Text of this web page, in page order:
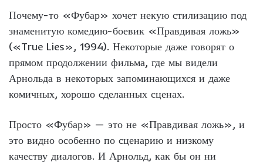
Почему-то «Фубар» хочет некую стилизацию под
знаменитую комедию-боевик «Правдивая ложь»
(«True Lies», 1994). Некоторые даже говорят о
прямом продолжении фильма, где мы видели
Арнольда в некоторых запоминающихся и даже
комичных, хорошо сделанных сценах.
Просто «Фубар» — это не «Правдивая ложь», и
это видно особенно по сценарию и низкому
качеству диалогов. И Арнольд, как бы он ни